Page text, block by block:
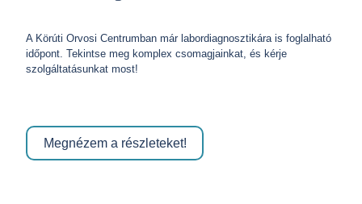
A Körúti Orvosi Centrumban már labordiagnosztikára is foglalható
időpont. Tekintse meg komplex csomagjainkat, és kérje
szolgáltatásunkat most!
Megnézem a részleteket!